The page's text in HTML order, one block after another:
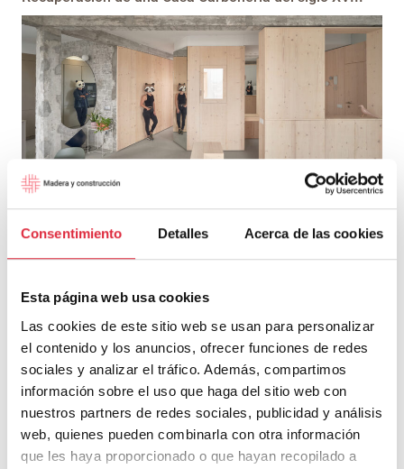
Consentimiento Detalles Acerca de las cookies
Esta página web usa cookies
Las cookies de este sitio web se usan para personalizar
el contenido y los anuncios, ofrecer funciones de redes
sociales y analizar el tráfico. Además, compartimos
información sobre el uso que haga del sitio web con
nuestros partners de redes sociales, publicidad y análisis
web, quienes pueden combinarla con otra información
que les haya proporcionado o que hayan recopilado a
Casa S
Deja una respuesta
Tu dirección de correo electrónico no será publicada. Los campos
obligatorios están marcados con*
Comentario*